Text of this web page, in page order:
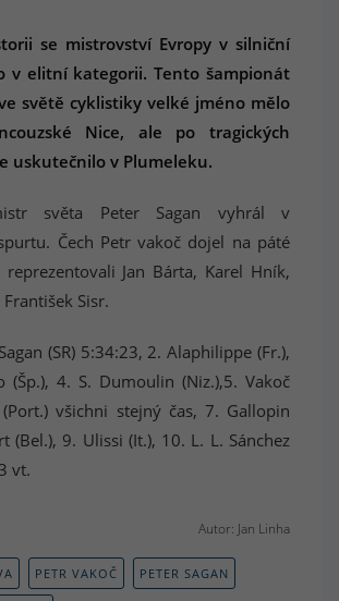
se mistrovství Evropy v silniční
v elitní kategorii. Tento šampionát
světě cyklistiky velké jméno mělo
Nice, ale po tragických
uskutečnilo v Plumeleku.
světa Peter Sagan vyhrál v
Čech Petr vakoč dojel na páté
reprezentovali Jan Bárta, Karel Hník,
Sisr.
(SR) 5:34:23, 2. Alaphilippe (Fr.),
(Šp.), 4. S. Dumoulin (Niz.),5. Vakoč
(Port.) všichni stejný čas, 7. Gallopin
(Bel.), 9. Ulissi (It.), 10. L. L. Sánchez
vt.
Autor: Jan Linha
PETR VAKOČ PETER SAGAN